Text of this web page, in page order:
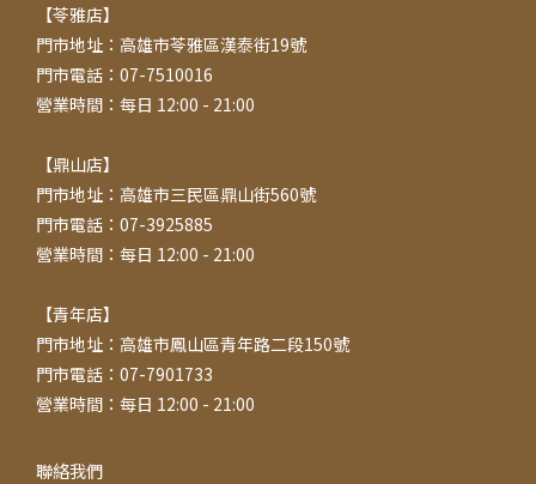
【苓雅店】
門市地址：高雄市苓雅區漢泰街19號
門市電話：07-7510016
營業時間：每日 12:00 - 21:00
【鼎山店】
門市地址：高雄市三民區鼎山街560號
門市電話：07-3925885
營業時間：每日 12:00 - 21:00
【青年店】
門市地址：高雄市鳳山區青年路二段150號
門市電話：07-7901733
營業時間：每日 12:00 - 21:00
聯絡我們